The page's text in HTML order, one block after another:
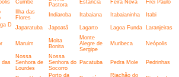
Cumbe
Pastora
Estância Feira Nova Frei Paulo
Ilha das
Flores
Indiaroba Itabaiana Itabaianinha
Itabi
D
Japaratuba Japoatã Lagarto Lagoa Funda Laranjeiras
Maruim
Moita
Bonita
Monte
Alegre de
Sergipe
Muribeca Neópolis
das
Nossa
Senhora de
Lourdes
Nossa
Senhora do
Socorro
Pacatuba Pedra Mole Pedrinhas
Porto da
Riachão do